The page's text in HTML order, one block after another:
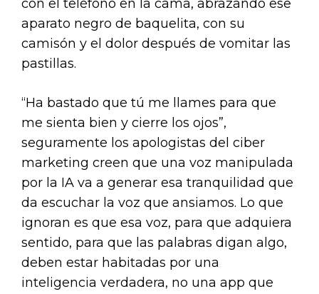
con el teléfono en la cama, abrazando ese
aparato negro de baquelita, con su
camisón y el dolor después de vomitar las
pastillas.
“Ha bastado que tú me llames para que
me sienta bien y cierre los ojos”,
seguramente los apologistas del ciber
marketing creen que una voz manipulada
por la IA va a generar esa tranquilidad que
da escuchar la voz que ansiamos. Lo que
ignoran es que esa voz, para que adquiera
sentido, para que las palabras digan algo,
deben estar habitadas por una
inteligencia verdadera, no una app que